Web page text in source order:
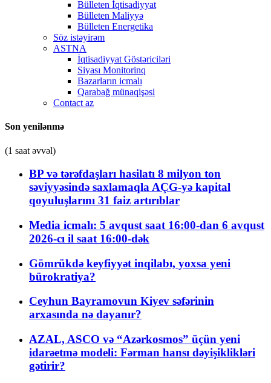
Bülleten İqtisadiyyat
Bülleten Maliyyə
Bülleten Energetika
Söz istəyirəm
ASTNA
İqtisadiyyat Göstəriciləri
Siyası Monitorinq
Bazarların icmalı
Qarabağ münaqişəsi
Contact az
Son yenilənmə
(1 saat əvvəl)
BP və tərəfdaşları hasilatı 8 milyon ton
səviyyəsində saxlamaqla AÇG-yə kapital
qoyuluşlarını 31 faiz artırıblar
Media icmalı: 5 avqust saat 16:00-dan 6 avqust
2026-cı il saat 16:00-dək
Gömrükdə keyfiyyət inqilabı, yoxsa yeni
bürokratiya?
Ceyhun Bayramovun Kiyev səfərinin
arxasında nə dayanır?
AZAL, ASCO və “Azərkosmos” üçün yeni
idarəetmə modeli: Fərman hansı dəyişiklikləri
gətirir?